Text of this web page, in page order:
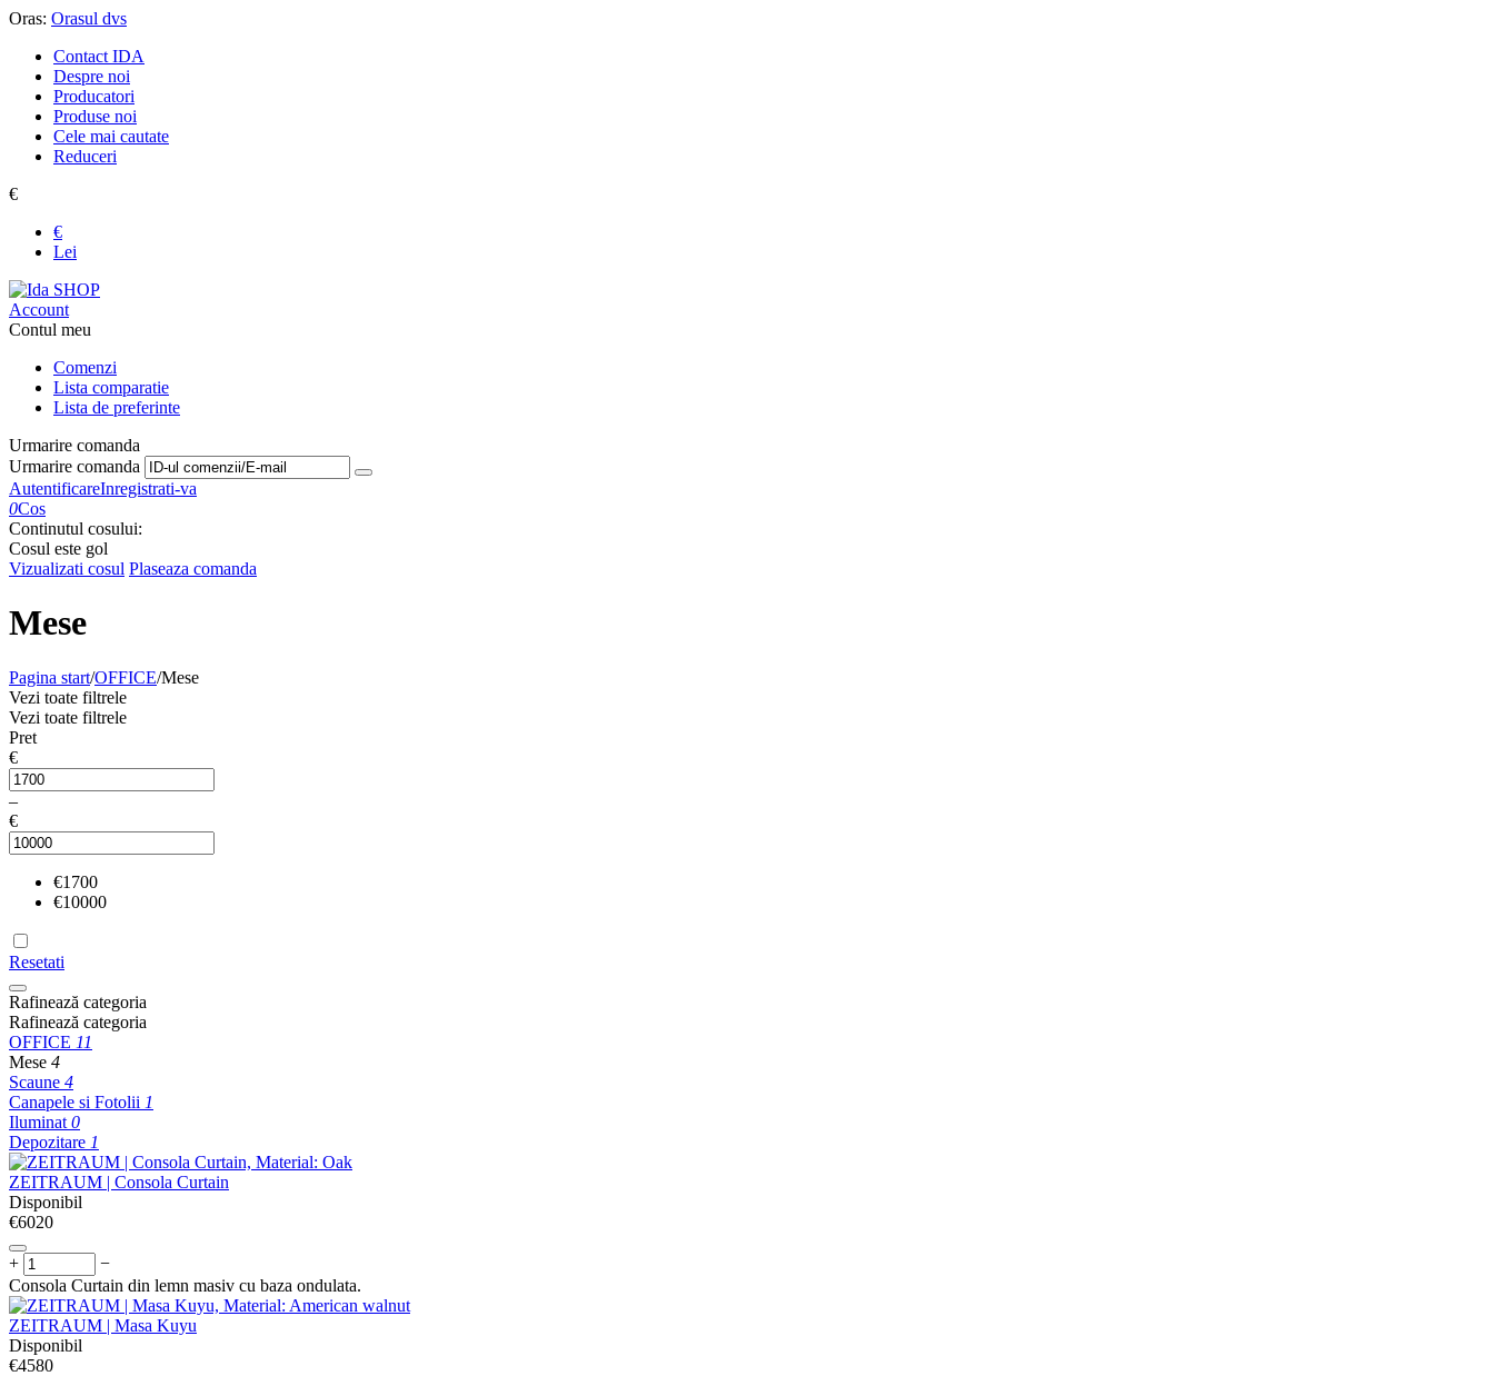
Oras: Orasul dvs
Contact IDA
Despre noi
Producatori
Produse noi
Cele mai cautate
Reduceri
€
€
Lei
Account
Contul meu
Comenzi
Lista comparatie
Lista de preferinte
Urmarire comanda
Urmarire comanda
AutentificareInregistrati-va
0Cos
Continutul cosului:
Cosul este gol
Vizualizati cosul Plaseaza comanda
Mese
Pagina start/OFFICE/Mese
Vezi toate filtrele
Vezi toate filtrele
Pret
€
–
€
€1700
€10000
Resetati
Rafinează categoria
Rafinează categoria
OFFICE 11
Mese 4
Scaune 4
Canapele si Fotolii 1
Iluminat 0
Depozitare 1
ZEITRAUM | Consola Curtain
Disponibil
€‍6020‍
+
−
Consola Curtain din lemn masiv cu baza ondulata.
ZEITRAUM | Masa Kuyu
Disponibil
€‍4580‍